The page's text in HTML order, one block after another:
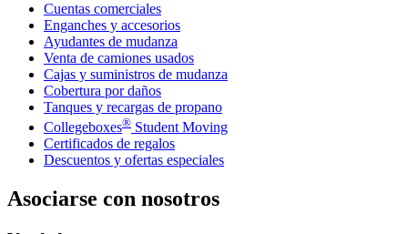
Cuentas comerciales
Enganches y accesorios
Ayudantes de mudanza
Venta de camiones usados
Cajas y suministros de mudanza
Cobertura por daños
Tanques y recargas de propano
Collegeboxes® Student Moving
Certificados de regalos
Descuentos y ofertas especiales
Asociarse con nosotros